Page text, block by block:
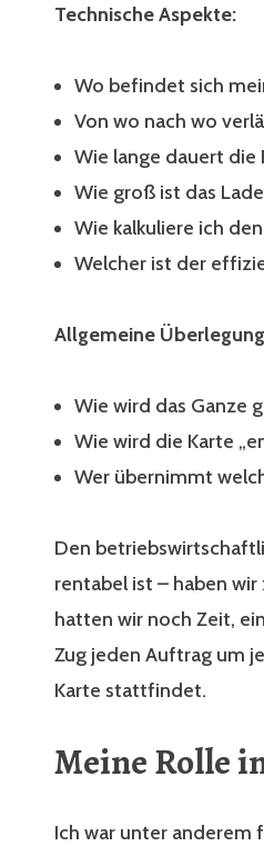
Technische Aspekte:
Wo befindet sich
Von wo nach wo
Wie lange dauert die
Wie groß ist das
Wie kalkuliere ich
Welcher ist der
Allgemeine
Wie wird das Ganze
Wie wird die Karte
Wer übernimmt
Den
rentabel ist – haben
hatten wir noch Zeit,
Zug jeden Auftrag um
Karte stattfindet.
Meine Rolle
Ich war unter anderem